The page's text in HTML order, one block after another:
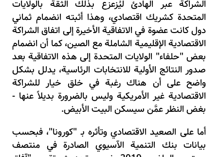
الشراكة عبر الهادئ ليُزعزع بذلك الثقة بالولايات
المتحدة كشريك اقتصادي، وهذا أثبته انضمام ثماني
دول كانت عضوة في الاتفاقية الأخيرة إلى اتفاق الشراكة
الاقتصادية الإقليمية الشاملة مع الصين، كما أن انضمام
بعض "حلفاء" الولايات المتحدة إلى هذه الاتفاقية بعد
صدور النتائج الأولية للانتخابات الرئاسية، يدلل بشكل
واضح على أن هناك رغبة في خلق خيار للشراكة
الاقتصادية غير الأمريكية وليس بالضرورة بديلاً عنها -
بغض النظر عمَّن سيسكن البيت الأبيض.
أما على الصعيد الاقتصادي وتأثره بـ "كورونا"، فبحسب
بيانات بنك التنمية الآسيوي الصادرة في منتصف